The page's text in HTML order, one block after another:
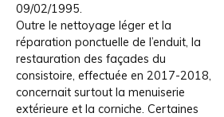
09/02/1995.
Outre le nettoyage léger et la
réparation ponctuelle de l’enduit, la
restauration des façades du
consistoire, effectuée en 2017-2018,
concernait surtout la menuiserie
extérieure et la corniche. Certaines